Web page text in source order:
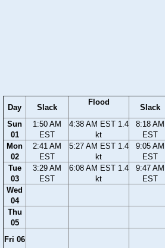
Day Slack
Flood
Slack
Sun
01
1:50 AM
EST
4:38 AM EST 1.4
kt
8:18 AM
EST
Mon
02
2:41 AM
EST
5:27 AM EST 1.4
kt
9:05 AM
EST
Tue
03
3:29 AM
EST
6:08 AM EST 1.4
kt
9:47 AM
EST
Wed
04
Thu
05
Fri 06